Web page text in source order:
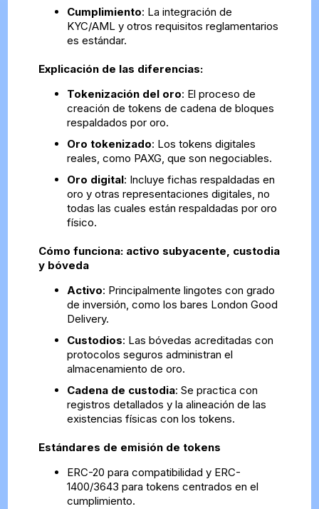
Cumplimiento: La integración de
KYC/AML y otros requisitos reglamentarios
es estándar.
Explicación de las diferencias:
Tokenización del oro: El proceso de
creación de tokens de cadena de bloques
respaldados por oro.
Oro tokenizado: Los tokens digitales
reales, como PAXG, que son negociables.
Oro digital: Incluye fichas respaldadas en
oro y otras representaciones digitales, no
todas las cuales están respaldadas por oro
físico.
Cómo funciona: activo subyacente, custodia
y bóveda
Activo: Principalmente lingotes con grado
de inversión, como los bares London Good
Delivery.
Custodios: Las bóvedas acreditadas con
protocolos seguros administran el
almacenamiento de oro.
Cadena de custodia: Se practica con
registros detallados y la alineación de las
existencias físicas con los tokens.
Estándares de emisión de tokens
ERC-20 para compatibilidad y ERC-
1400/3643 para tokens centrados en el
cumplimiento.